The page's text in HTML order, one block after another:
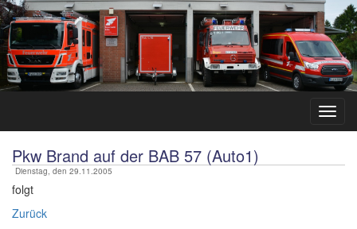
Pkw Brand auf der BAB 57 (Auto1)
Dienstag, den 29.11.2005
folgt
Zurück